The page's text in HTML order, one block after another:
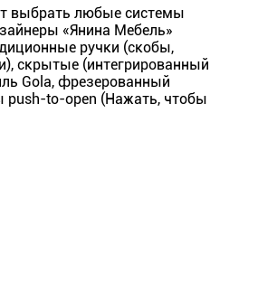
выбрать любые системы
«Янина Мебель»
ручки (скобы,
скрытые (интегрированный
Gola, фрезерованный
push-to-open (Нажать, чтобы